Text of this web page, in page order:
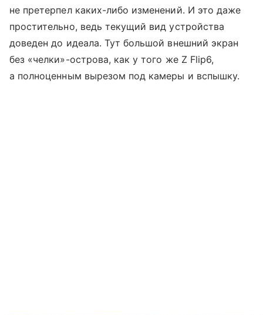
не претерпел каких-либо изменений. И это даже
простительно, ведь текущий вид устройства
доведен до идеала. Тут большой внешний экран
без «челки»-острова, как у того же Z Flip6,
а полноценным вырезом под камеры и вспышку.